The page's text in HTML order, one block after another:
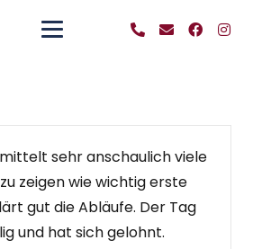
sehr anschaulich viele
zeigen wie wichtig erste
gut die Abläufe. Der Tag
und hat sich gelohnt.